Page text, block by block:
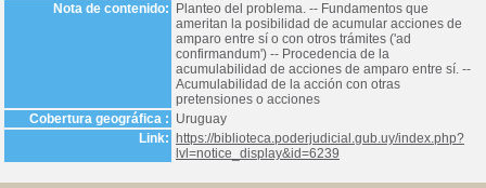
Nota de contenido:
Planteo del problema. -- Fundamentos que
ameritan la posibilidad de acumular acciones de
amparo entre sí o con otros trámites ('ad
confirmandum') -- Procedencia de la
acumulabilidad de acciones de amparo entre sí. --
Acumulabilidad de la acción con otras
pretensiones o acciones
Cobertura geográfica : Uruguay
Link:
https://biblioteca.poderjudicial.gub.uy/index.php?
lvl=notice_display&id=6239